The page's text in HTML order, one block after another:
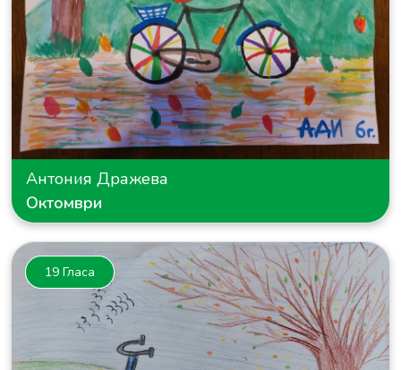
Антония Дражева
Октомври
19 Гласа